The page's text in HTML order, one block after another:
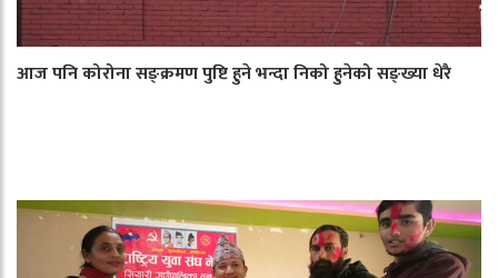
आज पनि कोरोना सङ्क्रमण पुष्टि हुने भन्दा निको हुनेको सङ्ख्या धेरै